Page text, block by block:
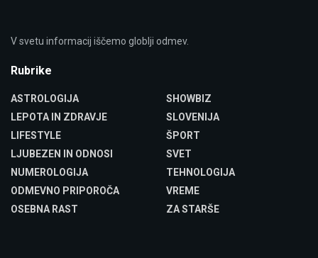
V svetu informacij iščemo globlji odmev.
Rubrike
ASTROLOGIJA
LEPOTA IN ZDRAVJE
LIFESTYLE
LJUBEZEN IN ODNOSI
NUMEROLOGIJA
ODMEVNO PRIPOROČA
OSEBNA RAST
SHOWBIZ
SLOVENIJA
ŠPORT
SVET
TEHNOLOGIJA
VREME
ZA STARŠE